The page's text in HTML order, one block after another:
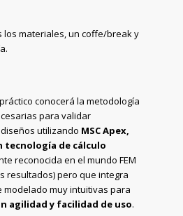
los materiales, un coffe/break y
conocerá la metodología
para validar
utilizando MSC Apex,
tecnología de cálculo
reconocida en el mundo FEM
resultados) pero que integra
modelado muy intuitivas para
agilidad y facilidad de uso.